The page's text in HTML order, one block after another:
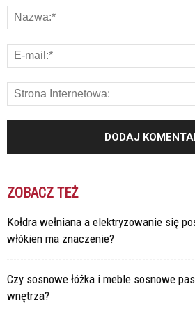
ZOBACZ TEŻ
Kołdra wełniana a elektryzowanie się
włókien ma znaczenie?
Czy sosnowe łóżka i meble sosnowe
wnętrza?